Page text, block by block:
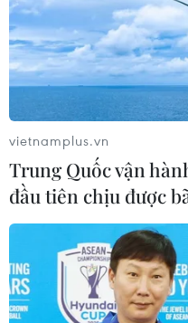
Hà Nội:
Đức gây lo ngại
24/09/2019 07:54
vietnamplus.vn
Trung Quốc vận
đầu tiên chịu được